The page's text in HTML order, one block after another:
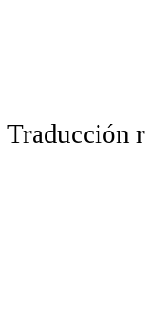
Traducción